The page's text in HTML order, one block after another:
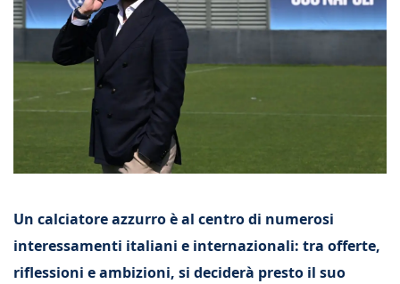
Un calciatore azzurro è al centro di numerosi
interessamenti italiani e internazionali: tra offerte,
riflessioni e ambizioni, si deciderà presto il suo